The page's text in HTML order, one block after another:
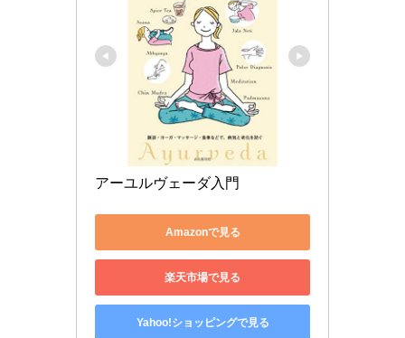
アーユルヴェーダ入門
Amazonで見る
楽天市場で見る
Yahoo!ショッピングで見る